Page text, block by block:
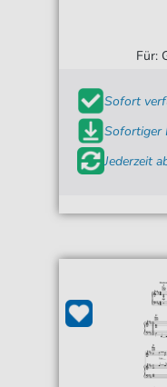
Für:
Sofort
Sofortiger
Jederzeit